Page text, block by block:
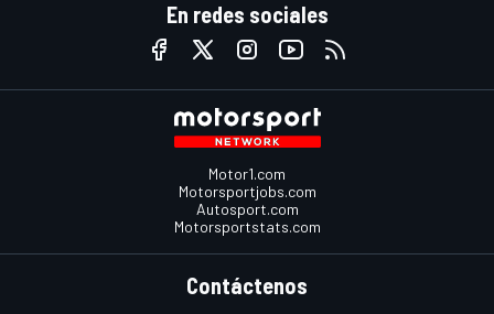
En redes sociales
Motor1.com
Motorsportjobs.com
Autosport.com
Motorsportstats.com
Contáctenos